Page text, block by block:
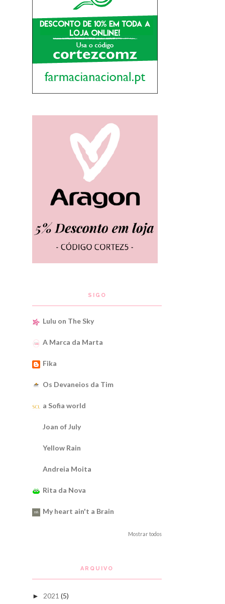
SIGO
Lulu on The Sky
A Marca da Marta
Fika
Os Devaneios da Tim
a Sofia world
Joan of July
Yellow Rain
Andreia Moita
Rita da Nova
My heart ain't a Brain
Mostrar todos
ARQUIVO
► 2021 (5)